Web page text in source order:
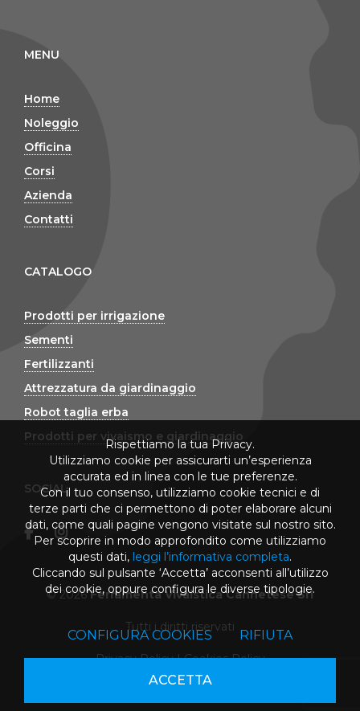
MENU
Home
Noleggio
Officina
Corsi
Azienda
Contatti
CATALOGO
Prodotti per irrigazione
Sementi
Fertilizzanti
Attrezzatura da giardinaggio
Robot taglia erba
Prodotti per vivaismo e giardinaggio
SOCIAL
© 2026Ferramenta Vivaistica Cannetese Srl
Tutti i diritti riservati
Privacy Policy|Cookies Policy
Rispettiamo la tua Privacy.
Utilizziamo cookie per assicurarti un’esperienza
accurata ed in linea con le tue preferenze.
Con il tuo consenso, utilizziamo cookie tecnici e di
terze parti che ci permettono di poter elaborare alcuni
dati, come quali pagine vengono visitate sul nostro sito.
Per scoprire in modo approfondito come utilizziamo
questi dati, leggi l’informativa completa.
Cliccando sul pulsante ‘Accetta’ acconsenti all’utilizzo
dei cookie, oppure configura le diverse tipologie.
CONFIGURA COOKIES RIFIUTA
ACCETTA